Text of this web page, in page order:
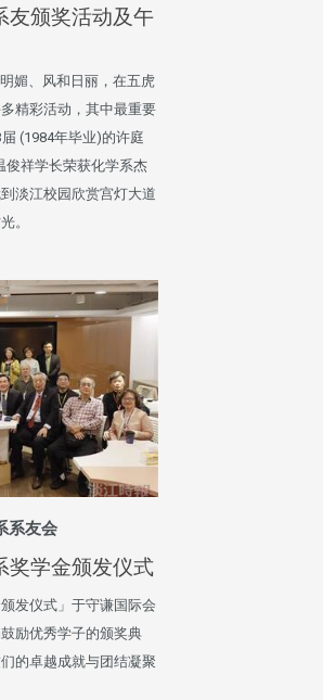
友颁奖活动及午
媚、风和日丽，在五虎
精彩活动，其中最重要
(1984年毕业)的许庭
俊祥学长荣获化学系杰
淡江校园欣赏宫灯大道
。
系友会
奖学金颁发仪式
发仪式」于守谦国际会
励优秀学子的颁奖典
的卓越成就与团结凝聚